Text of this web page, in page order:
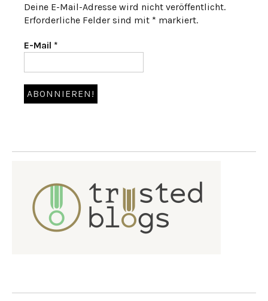
Deine E-Mail-Adresse wird nicht veröffentlicht.
Erforderliche Felder sind mit * markiert.
E-Mail *